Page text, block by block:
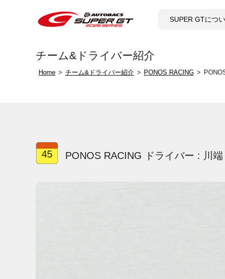
SUPER GTにつ
チーム&ドライバー紹介
Home チーム&ドライバー紹介 PONOS RACING
45 PONOS RACING ドライバー : 川